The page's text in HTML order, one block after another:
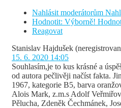
Nahlásit moderátorům
Hodnotit: Výborně!
Reagovat
Stanislav Hajdušek
15. 6. 2020 14:05
Souhlasím,je to kus krásné a
od autora pečlivěji načíst fakta.
1967, kategorie B5, barva
Alois Mark, z.m.s Adolf
Pělucha, Zdeněk Čechmánek,